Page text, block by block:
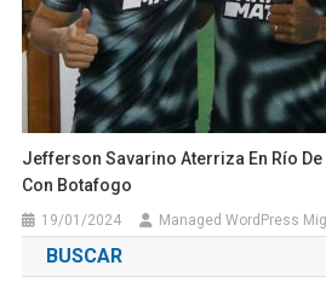
Jefferson Savarino Aterriza En Río
Con Botafogo
19/01/2024 Managed WordPress
BUSCAR